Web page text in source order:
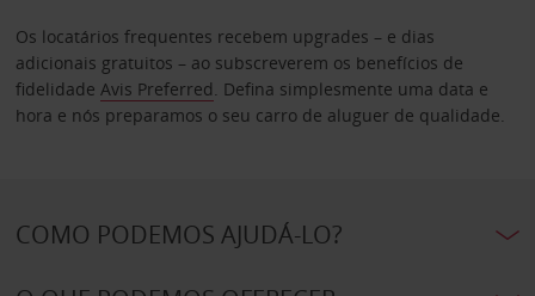
Os locatários frequentes recebem upgrades – e dias
adicionais gratuitos – ao subscreverem os benefícios de
fidelidade Avis Preferred. Defina simplesmente uma data e
hora e nós preparamos o seu carro de aluguer de qualidade.
COMO PODEMOS AJUDÁ-LO?